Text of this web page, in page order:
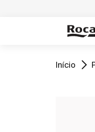
Ir para
Início